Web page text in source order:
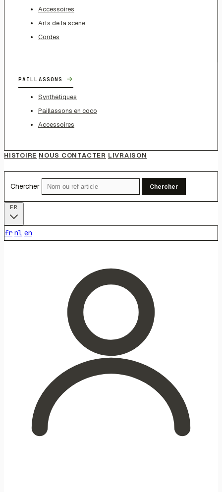
Accessoires
Arts de la scène
Cordes
PAILLASSONS →
Synthétiques
Paillassons en coco
Accessoires
HISTOIRE NOUS CONTACTER LIVRAISON
Chercher Chercher
fr nl en